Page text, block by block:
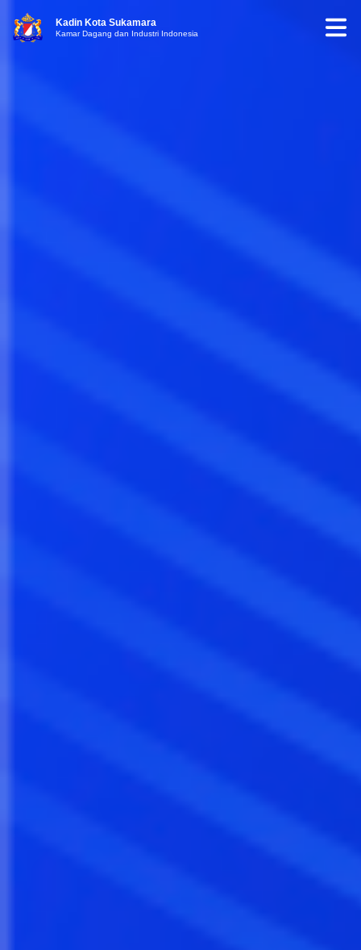
Kadin Kota Sukamara
Kamar Dagang dan Industri Indonesia